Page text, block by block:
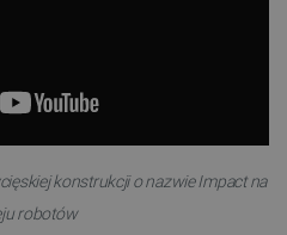
konstrukcji o nazwie Impact na
robotów